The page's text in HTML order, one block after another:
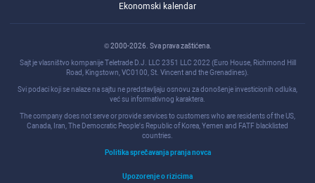
Ekonomski kalendar
© 2000-2026. Sva prava zaštićena.
Sajt je vlasništvo kompanije Teletrade D.J. LLC 2351 LLC 2022 (Euro House, Richmond Hill
Road, Kingstown, VC0100, St. Vincent and the Grenadines).
Svi podaci koji se nalaze na sajtu ne predstavljaju osnovu za donošenje investicionih odluka,
već su informativnog karaktera.
The company does not serve or provide services to customers who are residents of the US,
Canada, Iran, The Democratic People's Republic of Korea, Yemen and FATF blacklisted
countries.
Politika sprečavanja pranja novca
Upozorenje o rizicima